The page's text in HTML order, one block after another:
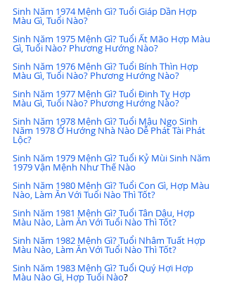
Sinh Năm 1974 Mệnh Gì? Tuổi Giáp Dần Hợp
Màu Gì, Tuổi Nào?
Sinh Năm 1975 Mệnh Gì? Tuổi Ất Mão Hợp Màu
Gì, Tuổi Nào? Phương Hướng Nào?
Sinh Năm 1976 Mệnh Gì? Tuổi Bính Thìn Hợp
Màu Gì, Tuổi Nào? Phương Hướng Nào?
Sinh Năm 1977 Mệnh Gì? Tuổi Đinh Tỵ Hợp
Màu Gì, Tuổi Nào? Phương Hướng Nào?
Sinh Năm 1978 Mệnh Gì? Tuổi Mậu Ngọ Sinh
Năm 1978 Ở Hướng Nhà Nào Dễ Phát Tài Phát
Lộc?
Sinh Năm 1979 Mệnh Gì? Tuổi Kỷ Mùi Sinh Năm
1979 Vận Mệnh Như Thế Nào
Sinh Năm 1980 Mệnh Gì? Tuổi Con Gì, Hợp Màu
Nào, Làm Ăn Với Tuổi Nào Thì Tốt?
Sinh Năm 1981 Mệnh Gì? Tuổi Tân Dậu, Hợp
Màu Nào, Làm Ăn Với Tuổi Nào Thì Tốt?
Sinh Năm 1982 Mệnh Gì? Tuổi Nhâm Tuất Hợp
Màu Nào, Làm Ăn Với Tuổi Nào Thì Tốt?
Sinh Năm 1983 Mệnh Gì? Tuổi Quý Hợi Hợp
Màu Nào Gì, Hợp Tuổi Nào?